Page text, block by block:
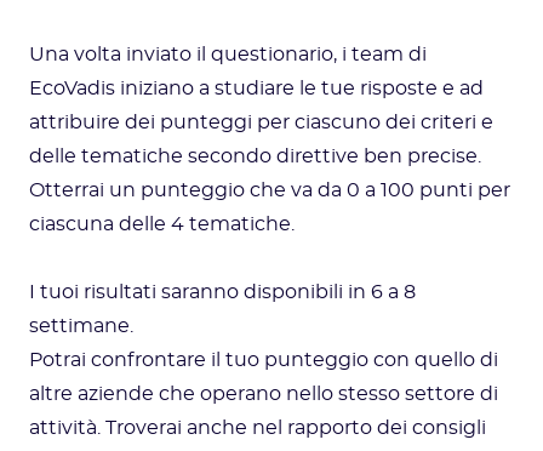
Una volta inviato il questionario, i team di
EcoVadis iniziano a studiare le tue risposte e ad
attribuire dei punteggi per ciascuno dei criteri e
delle tematiche secondo direttive ben precise.
Otterrai un punteggio che va da 0 a 100 punti per
ciascuna delle 4 tematiche.
I tuoi risultati saranno disponibili in 6 a 8
settimane.
Potrai confrontare il tuo punteggio con quello di
altre aziende che operano nello stesso settore di
attività. Troverai anche nel rapporto dei consigli